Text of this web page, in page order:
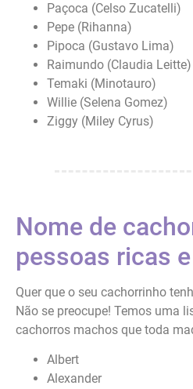
Paçoca (Celso Zucatelli)
Pepe (Rihanna)
Pipoca (Gustavo Lima)
Raimundo (Claudia Leitte)
Temaki (Minotauro)
Willie (Selena Gomez)
Ziggy (Miley Cyrus)
Nome de
pessoas ricas
Quer que o seu cachorrinho
Não se preocupe! Temos uma
cachorros machos que toda
Albert
Alexander